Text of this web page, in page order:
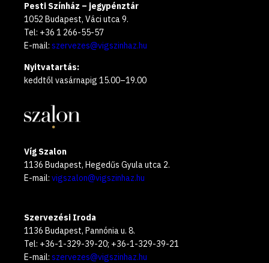
Pesti Színház – jegypénztár
1052 Budapest, Váci utca 9.
Tel: +36 1 266-55-57
E-mail: szervezes@vigszinhaz.hu
Nyitvatartás:
keddtől vasárnapig 15.00–19.00
Víg Szalon
1136 Budapest, Hegedűs Gyula utca 2.
E-mail: vigszalon@vigszinhaz.hu
Szervezési Iroda
1136 Budapest, Pannónia u. 8.
Tel: +36-1-329-39-20; +36-1-329-39-21
E-mail: szervezes@vigszinhaz.hu